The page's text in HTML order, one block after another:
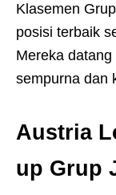
Klasemen
posisi terbaik
Mereka
sempurna dan
Austria
up Grup